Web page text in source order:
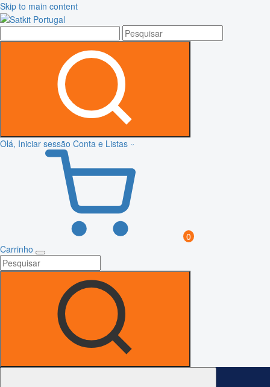
Skip to main content
Olá, Iniciar sessão Conta e Listas
0
Carrinho